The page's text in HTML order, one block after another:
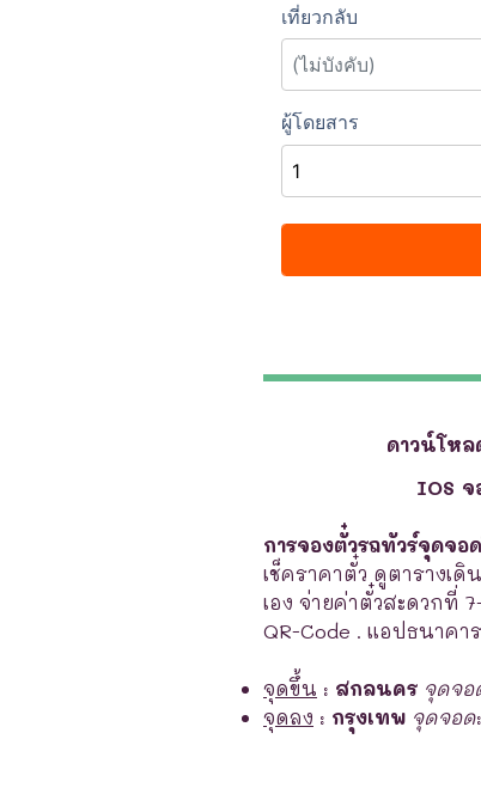
ดาวน์โห
IOS จ
การจองตั๋วรถทัวร์จุดจ
เช็คราคาตั๋ว ดูตารางเ
เอง จ่ายค่าตั๋วสะดวกที่
QR-Code . แอปธนาค
จุดขึ้น : สกลนคร จุดจอ
จุดลง : กรุงเทพ จุดจอด: